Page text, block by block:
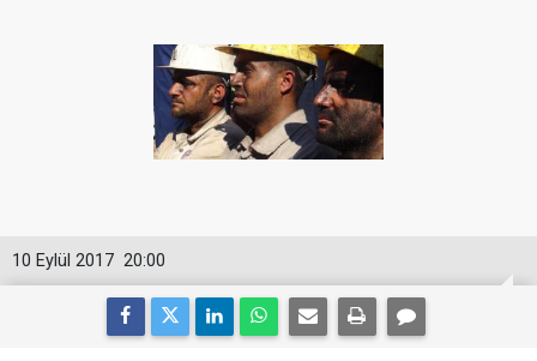
20:00
10 Eylül 2017